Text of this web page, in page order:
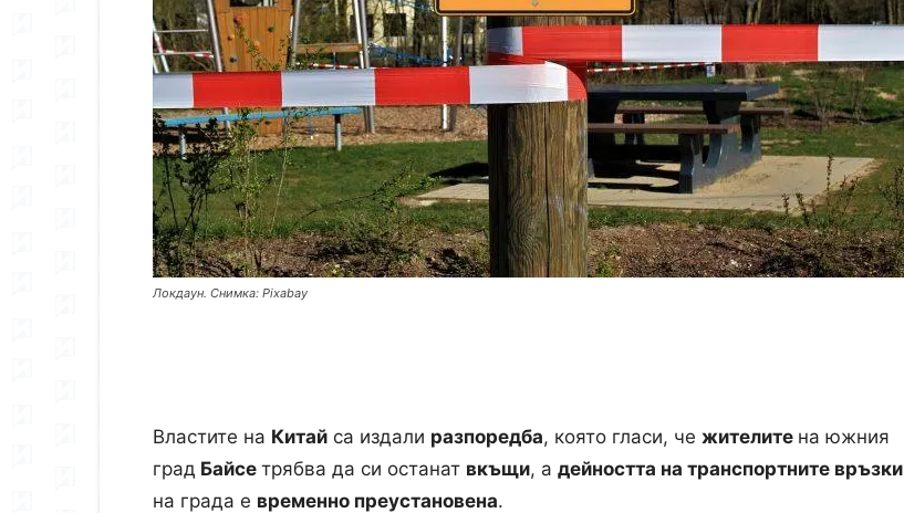
Локдаун. Снимка: Pixabay
Властите на Китай са издали разпоредба, която гласи, че жителите на южния
град Байсе трябва да си останат вкъщи, а дейността на транспортните връзки
на града е временно преустановена.